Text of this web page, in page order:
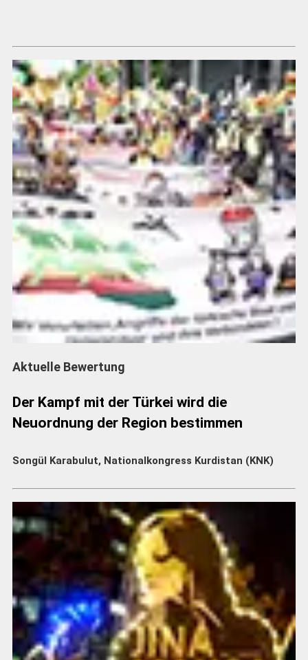
Aktuelle Bewertung
Der Kampf mit der Türkei wird die
Neuordnung der Region bestimmen
Songül Karabulut, Nationalkongress Kurdistan (KNK)